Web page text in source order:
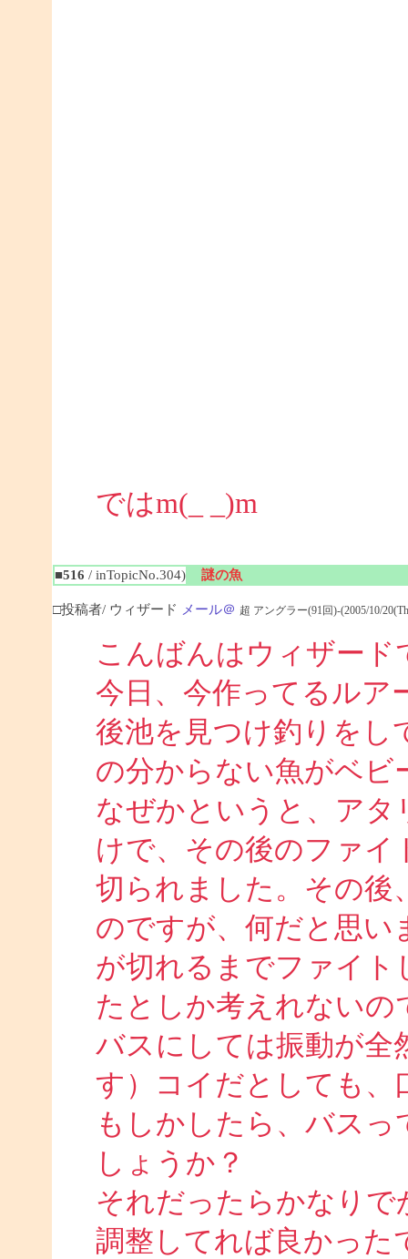
ではm(_ _)m
■516 / inTopicNo.304) 謎の魚
□投稿者/ ウィザード メール＠ 超 アングラー(91回)-(2005/10/
こんばんはウィザード
今日、今作ってるルア
後池を見つけ釣りをし
の分からない魚がベビ
なぜかというと、ア
けで、その後のファイ
切られました。その後
のですが、何だと思い
が切れるまでファイ
たとしか考えれないの
バスにしては振動が全
す）コイだとしても、
もしかしたら、バス
しょうか？
それだったらかなり
調整してれば良かった